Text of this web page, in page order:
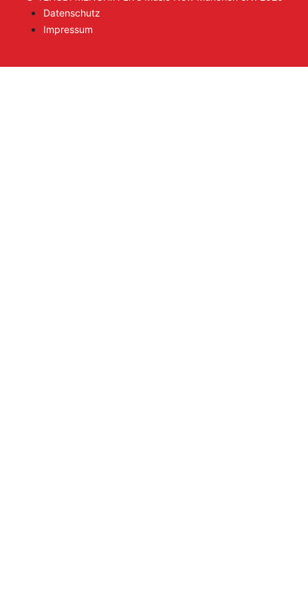
Datenschutz
Impressum